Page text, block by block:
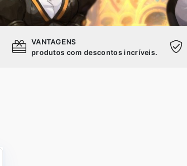
VANTAGENS
produtos com descontos incríveis.